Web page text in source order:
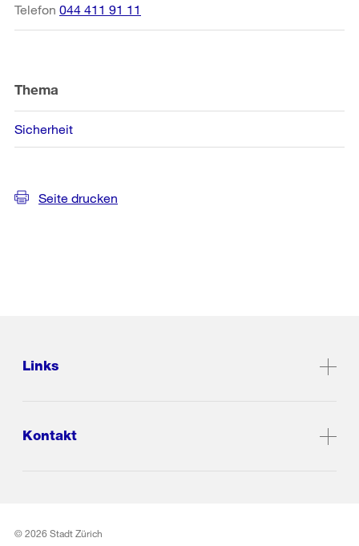
Telefon 044 411 91 11
Thema
Sicherheit
Seite drucken
Links
Kontakt
© 2026 Stadt Zürich